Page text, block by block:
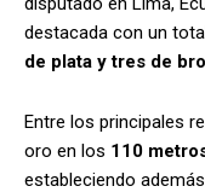
destacada con un
de plata y tres de
Entre los principales
oro en los 110
estableciendo